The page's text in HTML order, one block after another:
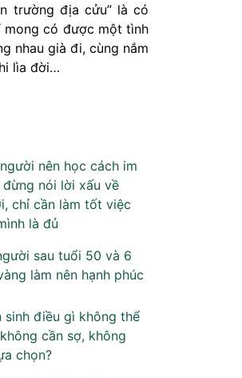
trường địa cửu” là có
có được một tình
nhau già đi, cùng nắm
lìa đời…
nên học cách im
đừng nói lời xấu về
chỉ cần làm tốt việc
là đủ
sau tuổi 50 và 6
làm nên hạnh phúc
sinh điều gì không thể
cần sợ, không
chọn?